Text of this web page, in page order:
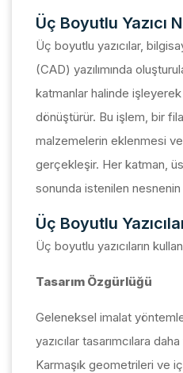
Üç Boyutlu Yazıcı
Üç boyutlu yazıcılar,
(CAD) yazılımında
katmanlar halinde
dönüştürür. Bu işlem, bir
malzemelerin eklenmesi
gerçekleşir. Her katman,
sonunda istenilen
Üç Boyutlu
Üç boyutlu yazıcıların
Tasarım Özgürlüğü
Geleneksel imalat
yazıcılar tasarımcılara
Karmaşık geometrileri ve